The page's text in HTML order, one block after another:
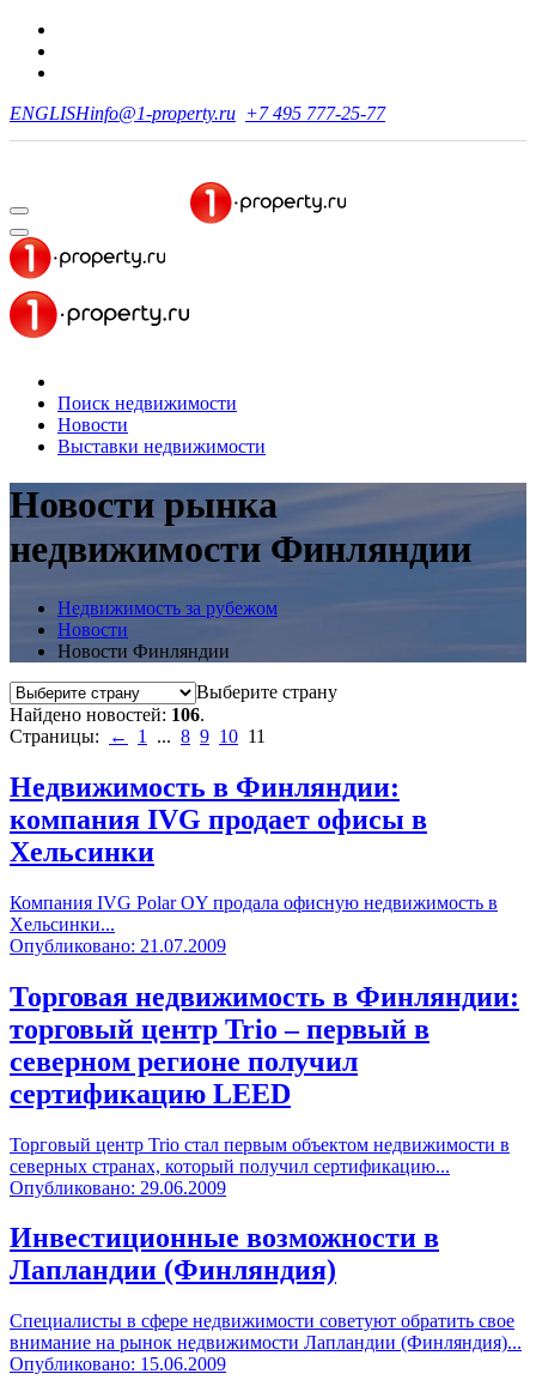
ENGLISHinfo@1-property.ru +7 495 777-25-77
Поиск недвижимости
Новости
Выставки недвижимости
Новости рынка
недвижимости Финляндии
Недвижимость за рубежом
Новости
Новости Финляндии
Выберите страну
Найдено новостей: 106.
Страницы:
← 1 ... 8 9 10 11
Недвижимость в Финляндии:
компания IVG продает офисы в
Хельсинки
Компания IVG Polar OY продала офисную недвижимость в
Хельсинки...
Опубликовано: 21.07.2009
Торговая недвижимость в Финляндии:
торговый центр Trio – первый в
северном регионе получил
сертификацию LEED
Торговый центр Trio стал первым объектом недвижимости в
северных странах, который получил сертификацию...
Опубликовано: 29.06.2009
Инвестиционные возможности в
Лапландии (Финляндия)
Специалисты в сфере недвижимости советуют обратить свое
внимание на рынок недвижимости Лапландии (Финляндия)...
Опубликовано: 15.06.2009